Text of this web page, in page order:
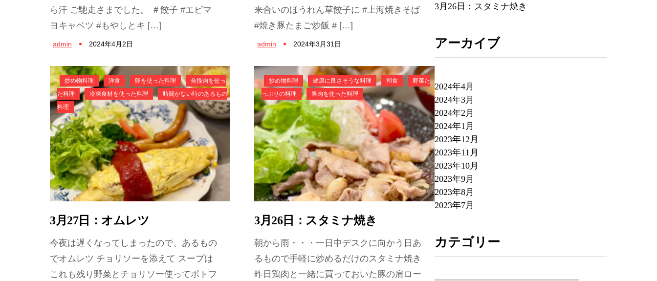
ら汗 ご馳走さまでした。 ＃餃子 #エビマ
ヨキャベツ #もやしとキ […]
admin 2024年4月2日
来合いのほうれん草餃子に #上海焼きそば
#焼き豚たまご炒飯 # […]
admin 2024年3月31日
炒め物料理 洋食 卵を使った料理
合挽肉を使っ
た料理
冷凍食材を使った料理
時間がない時のあるもの
料理
3月27日：オムレツ
今夜は遅くなってしまったので、あるもの
でオムレツ チョリソーを添えて スープは
これも残り野菜とチョリソー使ってポトフ
炒め物料理 健康に良さそうな料理 和食
野菜た
っぷりの料理
豚肉を使った料理
3月26日：スタミナ焼き
朝から雨・・・一日中デスクに向かう日あ
るもので手軽に炒めるだけのスタミナ焼き
昨日鶏肉と一緒に買っておいた豚の肩ロー
3月26日：スタミナ焼き
アーカイブ
2024年4月
2024年3月
2024年2月
2024年1月
2023年12月
2023年11月
2023年10月
2023年9月
2023年8月
2023年7月
カテゴリー